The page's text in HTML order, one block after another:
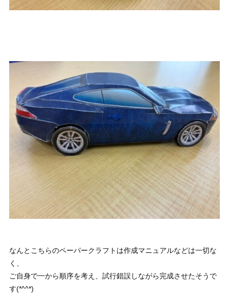
なんとこちらのペーパークラフトは作成マニュアルなどは一切な
く、
ご自身で一から順序を考え、試行錯誤しながら完成させたそうで
す(*^^*)